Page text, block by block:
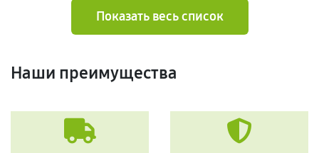
Показать весь список
Наши преимущества